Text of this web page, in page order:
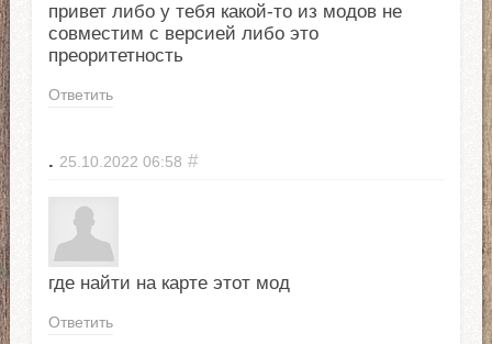
привет либо у тебя какой-то из модов не
совместим с версией либо это
преоритетность
Ответить
. 25.10.2022 06:58 #
где найти на карте этот мод
Ответить